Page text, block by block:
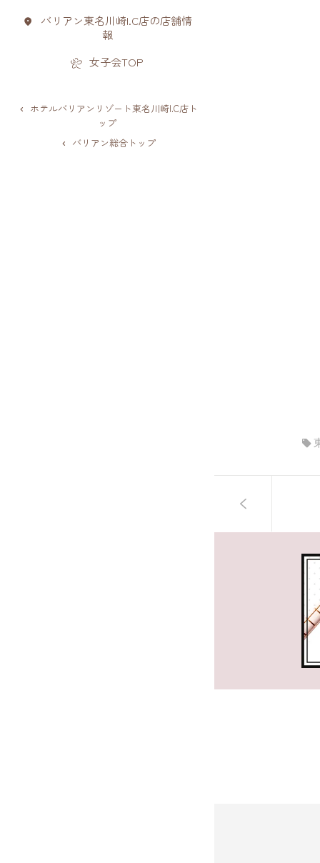
バリアン東名川崎I.C店の店舗情
報
女子会TOP
ホテルバリアンリゾート東名川崎I.C店ト
ップ
バリアン総合トップ